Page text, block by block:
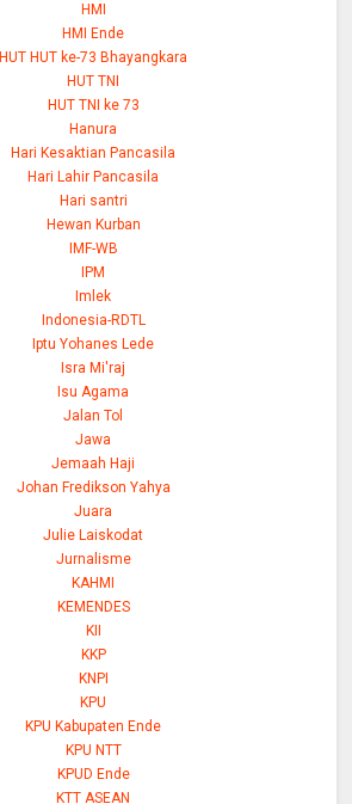
HMI
HMI Ende
HUT HUT ke-73 Bhayangkara
HUT TNI
HUT TNI ke 73
Hanura
Hari Kesaktian Pancasila
Hari Lahir Pancasila
Hari santri
Hewan Kurban
IMF-WB
IPM
Imlek
Indonesia-RDTL
Iptu Yohanes Lede
Isra Mi'raj
Isu Agama
Jalan Tol
Jawa
Jemaah Haji
Johan Fredikson Yahya
Juara
Julie Laiskodat
Jurnalisme
KAHMI
KEMENDES
KII
KKP
KNPI
KPU
KPU Kabupaten Ende
KPU NTT
KPUD Ende
KTT ASEAN